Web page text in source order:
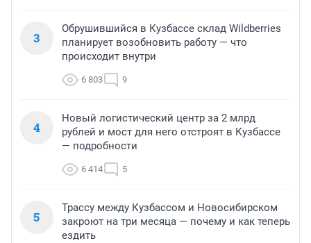
3
Обрушившийся в Кузбассе склад Wildberries
планирует возобновить работу — что
происходит внутри
6 803 9
4
Новый логистический центр за 2 млрд
рублей и мост для него отстроят в Кузбассе
— подробности
6 414 5
5
Трассу между Кузбассом и Новосибирском
закроют на три месяца — почему и как теперь
ездить